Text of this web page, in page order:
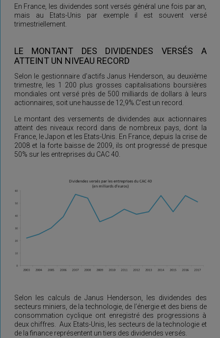
En France, les dividendes sont versés général une fois par an,
mais au Etats-Unis par exemple il est souvent versé
trimestriellement.
LE MONTANT DES DIVIDENDES VERSÉS A
ATTEINT UN NIVEAU RECORD
Selon le gestionnaire d’actifs Janus Henderson, au deuxième
trimestre, les 1 200 plus grosses capitalisations boursières
mondiales ont versé près de 500 milliards de dollars à leurs
actionnaires, soit une hausse de 12,9%.C’est un record.
Le montant des versements de dividendes aux actionnaires
atteint des niveaux record dans de nombreux pays, dont la
France, le Japon et les Etats-Unis. En France, depuis la crise de
2008 et la forte baisse de 2009, ils ont progressé de presque
50% sur les entreprises du CAC 40.
Selon les calculs de Janus Henderson, les dividendes des
secteurs miniers, de la technologie, de l’énergie et des biens de
consommation cyclique ont enregistré des progressions à
deux chiffres. Aux Etats-Unis, les secteurs de la technologie et
de la finance représentent un tiers des dividendes versés.